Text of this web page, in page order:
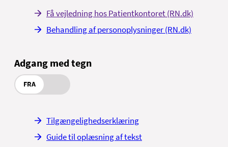
Få vejledning hos Patientkontoret (RN.dk)
Behandling af personoplysninger (RN.dk)
Adgang med tegn
FRA
Tilgængelighedserklæring
Guide til oplæsning af tekst